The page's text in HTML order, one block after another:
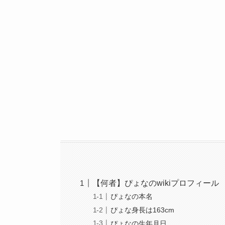
【何者】ぴょなのwikiプロフィール
ぴょなの本名
ぴょな身長は163cm
ぴょなの生年月日